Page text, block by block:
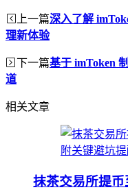
上一篇深入了解
理新体验
下一篇基于 imToken
道
相关文章
抹茶交易所提